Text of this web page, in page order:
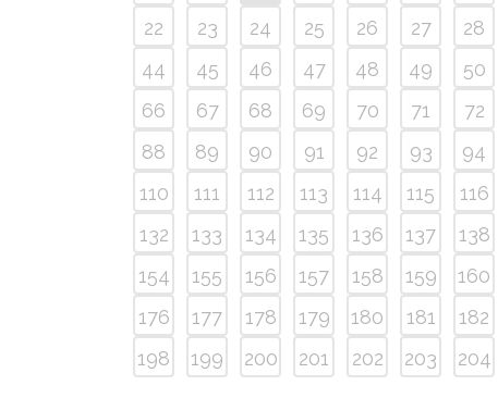
22
23 24 25 26 27 28
44
45 46 47 48 49 50
66
67 68 69 70 71 72
88
89 90 91 92 93 94
110
111 112 113 114 115 116
132
133 134 135 136 137 138
154
155 156 157 158 159 160
176
177 178 179 180 181 182
198
199 200 201 202 203 204